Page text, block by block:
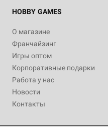
HOBBY GAMES
О магазине
Франчайзинг
Игры оптом
Корпоративные подарки
Работа у нас
Новости
Контакты